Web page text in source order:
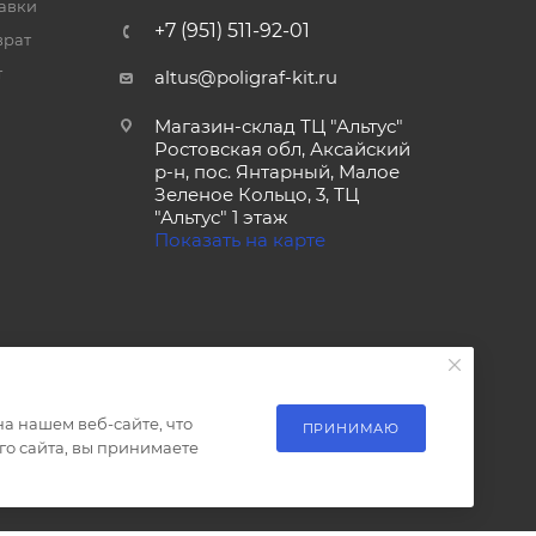
+7 (951) 511-92-01
altus@poligraf-kit.ru
Магазин-склад ТЦ "Альтус"
Ростовская обл, Аксайский
р-н, пос. Янтарный, Малое
Зеленое Кольцо, 3, ТЦ
"Альтус" 1 этаж
Показать на карте
нашем веб-сайте, что
сайта, вы принимаете
ПРИНИМАЮ